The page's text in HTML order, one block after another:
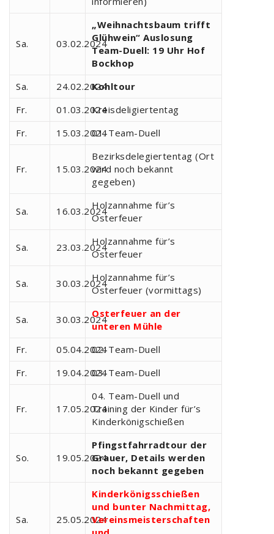
Sa. 03.02.2024
„Weihnachtsbaum trifft
Glühwein“ Auslosung
Team-Duell: 19 Uhr Hof
Bockhop
Sa.
24.02.2024Kohltour
Fr.
01.03.2024Kreisdeligiertentag
Fr.
15.03.202401. Team-Duell
Fr. 15.03.2024
Bezirksdelegiertentag (Ort
wird noch bekannt
gegeben)
Sa. 16.03.2024Holzannahme für’s
Osterfeuer
Sa. 23.03.2024Holzannahme für’s
Osterfeuer
Sa. 30.03.2024Holzannahme für’s
Osterfeuer (vormittags)
Sa. 30.03.2024Osterfeuer an der
unteren Mühle
Fr.
05.04.202402. Team-Duell
Fr.
19.04.202403. Team-Duell
Fr. 17.05.2024
04. Team-Duell und
Training der Kinder für’s
Kinderkönigschießen
So. 19.05.2024
Pfingstfahrradtour der
Grauer, Details werden
noch bekannt gegeben
Sa. 25.05.2024
Kinderkönigsschießen
und bunter Nachmittag,
Vereinsmeisterschaften